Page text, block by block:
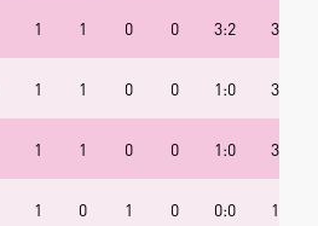
1 1 0 0 3:2 3
1 1 0 0 1:0 3
1 1 0 0 1:0 3
1 0 1 0 0:0 1